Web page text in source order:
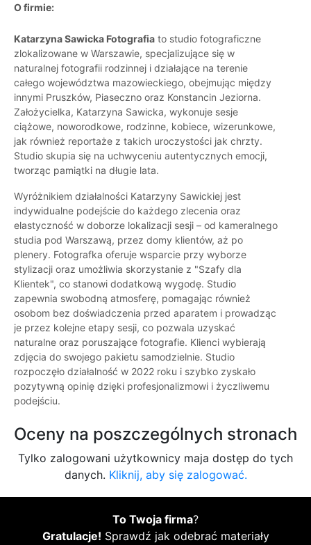
O firmie:
Katarzyna Sawicka Fotografia to studio fotograficzne
zlokalizowane w Warszawie, specjalizujące się w
naturalnej fotografii rodzinnej i działające na terenie
całego województwa mazowieckiego, obejmując między
innymi Pruszków, Piaseczno oraz Konstancin Jeziorna.
Założycielka, Katarzyna Sawicka, wykonuje sesje
ciążowe, noworodkowe, rodzinne, kobiece, wizerunkowe,
jak również reportaże z takich uroczystości jak chrzty.
Studio skupia się na uchwyceniu autentycznych emocji,
tworząc pamiątki na długie lata.
Wyróżnikiem działalności Katarzyny Sawickiej jest
indywidualne podejście do każdego zlecenia oraz
elastyczność w doborze lokalizacji sesji – od kameralnego
studia pod Warszawą, przez domy klientów, aż po
plenery. Fotografka oferuje wsparcie przy wyborze
stylizacji oraz umożliwia skorzystanie z "Szafy dla
Klientek", co stanowi dodatkową wygodę. Studio
zapewnia swobodną atmosferę, pomagając również
osobom bez doświadczenia przed aparatem i prowadząc
je przez kolejne etapy sesji, co pozwala uzyskać
naturalne oraz poruszające fotografie. Klienci wybierają
zdjęcia do swojego pakietu samodzielnie. Studio
rozpoczęło działalność w 2022 roku i szybko zyskało
pozytywną opinię dzięki profesjonalizmowi i życzliwemu
podejściu.
Oceny na poszczególnych stronach
Tylko zalogowani użytkownicy maja dostęp do tych
danych. Kliknij, aby się zalogować.
To Twoja firma?
Gratulacje! Sprawdź jak odebrać materiały